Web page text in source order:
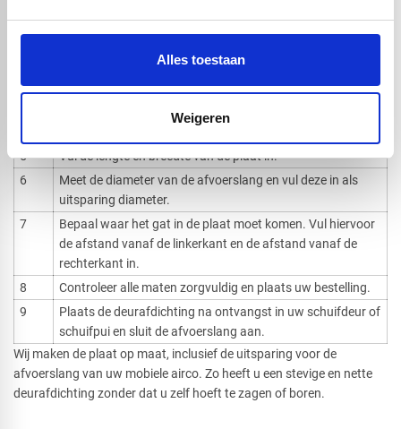
Alles toestaan
Weigeren
1
Meet de hoogte en breedte van de opening bij uw
Kies het gewenste product: plexiglas, Plexiglas® XT,
Plexiglas® GS of massief polycarbonaat.
5
Vul de lengte en breedte van de plaat in.
6
Meet de diameter van de afvoerslang en vul deze in als
uitsparing diameter.
7
Bepaal waar het gat in de plaat moet komen. Vul hiervoor
de afstand vanaf de linkerkant en de afstand vanaf de
rechterkant in.
8
Controleer alle maten zorgvuldig en plaats uw bestelling.
9
Plaats de deurafdichting na ontvangst in uw schuifdeur of
schuifpui en sluit de afvoerslang aan.
Wij maken de plaat op maat, inclusief de uitsparing voor de
afvoerslang van uw mobiele airco. Zo heeft u een stevige en nette
deurafdichting zonder dat u zelf hoeft te zagen of boren.